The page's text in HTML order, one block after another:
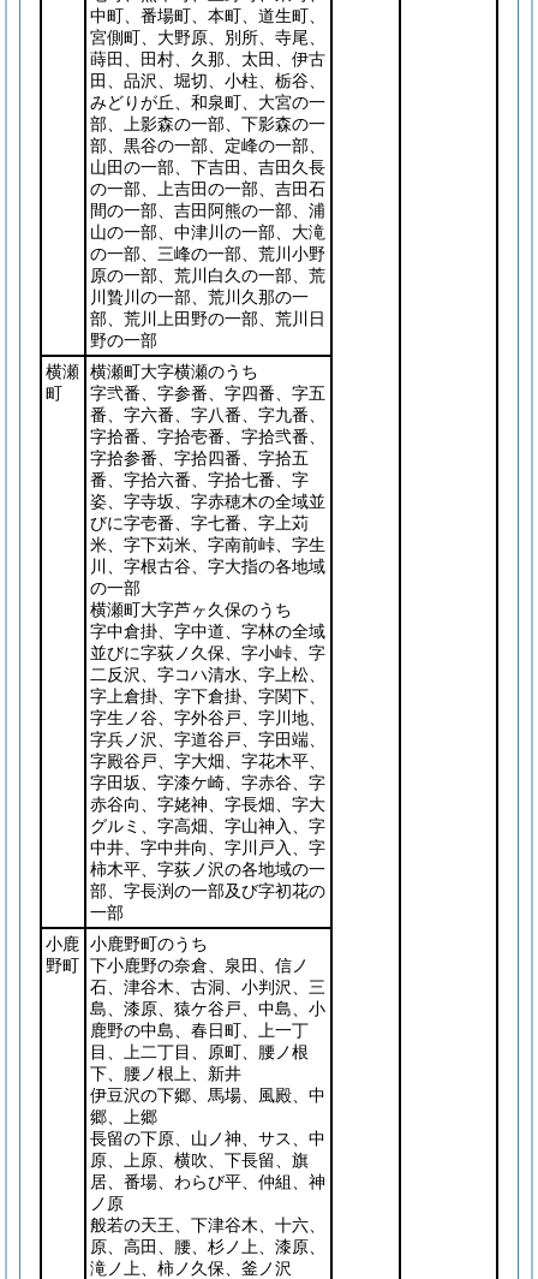
中町、番場町、本町、道生町、
宮側町、大野原、別所、寺尾、
蒔田、田村、久那、太田、伊古
田、品沢、堀切、小柱、栃谷、
みどりが丘、和泉町、大宮の一
部、上影森の一部、下影森の一
部、黒谷の一部、定峰の一部、
山田の一部、下吉田、吉田久長
の一部、上吉田の一部、吉田石
間の一部、吉田阿熊の一部、浦
山の一部、中津川の一部、大滝
の一部、三峰の一部、荒川小野
原の一部、荒川白久の一部、荒
川贄川の一部、荒川久那の一
部、荒川上田野の一部、荒川日
野の一部
横瀬
町
横瀬町大字横瀬のうち
字弐番、字参番、字四番、字五
番、字六番、字八番、字九番、
字拾番、字拾壱番、字拾弐番、
字拾参番、字拾四番、字拾五
番、字拾六番、字拾七番、字
姿、字寺坂、字赤穂木の全域並
びに字壱番、字七番、字上苅
米、字下苅米、字南前峠、字生
川、字根古谷、字大指の各地域
の一部
横瀬町大字芦ヶ久保のうち
字中倉掛、字中道、字林の全域
並びに字荻ノ久保、字小峠、字
二反沢、字コハ清水、字上松、
字上倉掛、字下倉掛、字関下、
字生ノ谷、字外谷戸、字川地、
字兵ノ沢、字道谷戸、字田端、
字殿谷戸、字大畑、字花木平、
字田坂、字漆ケ崎、字赤谷、字
赤谷向、字姥神、字長畑、字大
グルミ、字高畑、字山神入、字
中井、字中井向、字川戸入、字
柿木平、字荻ノ沢の各地域の一
部、字長渕の一部及び字初花の
一部
小鹿
野町
小鹿野町のうち
下小鹿野の奈倉、泉田、信ノ
石、津谷木、古洞、小判沢、三
島、漆原、猿ケ谷戸、中島、小
鹿野の中島、春日町、上一丁
目、上二丁目、原町、腰ノ根
下、腰ノ根上、新井
伊豆沢の下郷、馬場、風殿、中
郷、上郷
長留の下原、山ノ神、サス、中
原、上原、横吹、下長留、旗
居、番場、わらび平、仲組、神
ノ原
般若の天王、下津谷木、十六、
原、高田、腰、杉ノ上、漆原、
滝ノ上、柿ノ久保、釜ノ沢